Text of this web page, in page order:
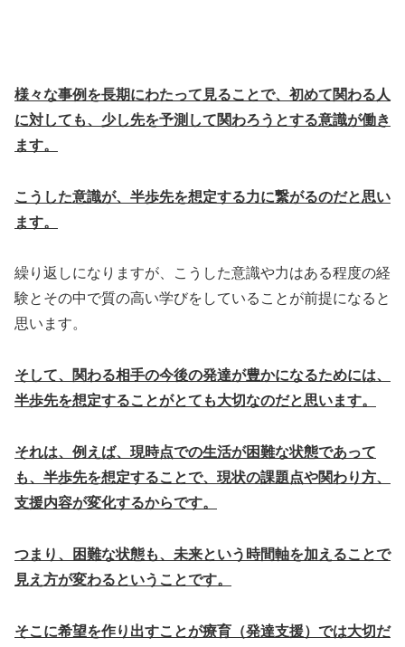
様々な事例を長期にわたって見ることで、初めて関わる人
に対しても、少し先を予測して関わろうとする意識が働き
ます。
こうした意識が、半歩先を想定する力に繋がるのだと思い
ます。
繰り返しになりますが、こうした意識や力はある程度の経
験とその中で質の高い学びをしていることが前提になると
思います。
そして、関わる相手の今後の発達が豊かになるためには、
半歩先を想定することがとても大切なのだと思います。
それは、例えば、現時点での生活が困難な状態であって
も、半歩先を想定することで、現状の課題点や関わり方、
支援内容が変化するからです。
つまり、困難な状態も、未来という時間軸を加えることで
見え方が変わるということです。
そこに希望を作り出すことが療育（発達支援）では大切だ